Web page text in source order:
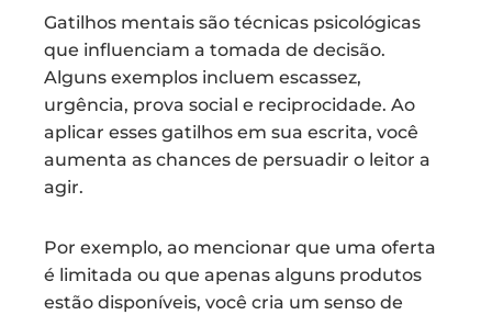
Gatilhos mentais são técnicas psicológicas
que influenciam a tomada de decisão.
Alguns exemplos incluem escassez,
urgência, prova social e reciprocidade. Ao
aplicar esses gatilhos em sua escrita, você
aumenta as chances de persuadir o leitor a
agir.
Por exemplo, ao mencionar que uma oferta
é limitada ou que apenas alguns produtos
estão disponíveis, você cria um senso de